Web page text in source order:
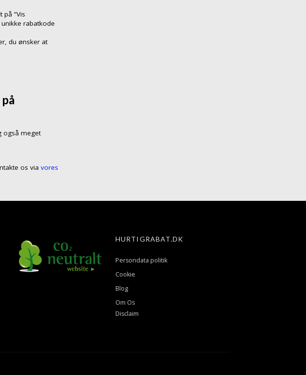
”Vis
rabatkode
du ønsker at
også meget
os via vores
HURTIGRABAT.DK
Persondata politik
Cookie
Blog
Om Os
Disclaim